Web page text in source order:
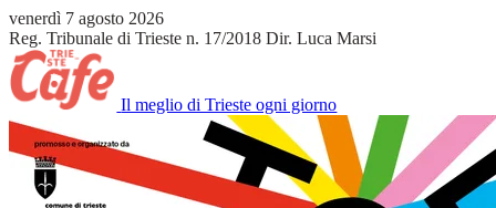
venerdì 7 agosto 2026
Reg. Tribunale di Trieste n. 17/2018 Dir. Luca Marsi
Il meglio di Trieste ogni giorno